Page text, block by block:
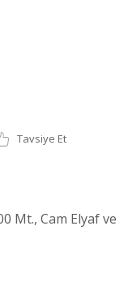
Tavsiye Et
Mt., Cam Elyaf ve